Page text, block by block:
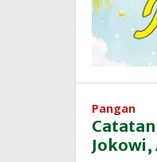
Pangan
Jokowi,